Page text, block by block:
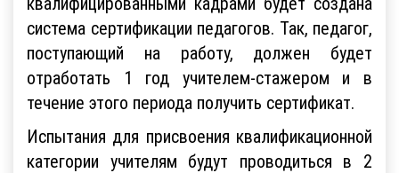
система сертификации педагогов. Так, педагог,
поступающий на работу, должен будет
отработать 1 год учителем-стажером и в
течение этого периода получить сертификат.
Испытания для присвоения квалификационной
категории учителям будут проводиться в 2